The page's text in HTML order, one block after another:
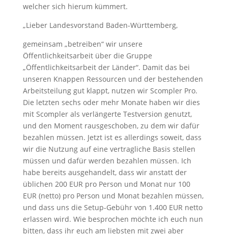
welcher sich hierum kümmert.
„Lieber Landesvorstand Baden-Württemberg,
gemeinsam „betreiben“ wir unsere
Öffentlichkeitsarbeit über die Gruppe
„Öffentlichkeitsarbeit der Länder“. Damit das bei
unseren Knappen Ressourcen und der bestehenden
Arbeitsteilung gut klappt, nutzen wir Scompler Pro.
Die letzten sechs oder mehr Monate haben wir dies
mit Scompler als verlängerte Testversion genutzt,
und den Moment rausgeschoben, zu dem wir dafür
bezahlen müssen. Jetzt ist es allerdings soweit, dass
wir die Nutzung auf eine vertragliche Basis stellen
müssen und dafür werden bezahlen müssen. Ich
habe bereits ausgehandelt, dass wir anstatt der
üblichen 200 EUR pro Person und Monat nur 100
EUR (netto) pro Person und Monat bezahlen müssen,
und dass uns die Setup-Gebühr von 1.400 EUR netto
erlassen wird. Wie besprochen möchte ich euch nun
bitten, dass ihr euch am liebsten mit zwei aber